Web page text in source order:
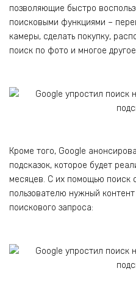
позволяющие быстро
поисковыми функциями –
камеры, сделать покупку,
поиск по фото и многое
Кроме того, Google
подсказок, которое будет
месяцев. С их помощью поиск
пользователю нужный
поискового запроса: